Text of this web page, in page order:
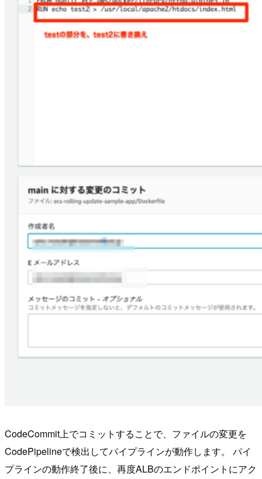
CodeCommit上でコミットすることで、ファイルの変更を
CodePipelineで検出してパイプラインが動作します。 パイ
プラインの動作終了後に、再度ALBのエンドポイントにアク